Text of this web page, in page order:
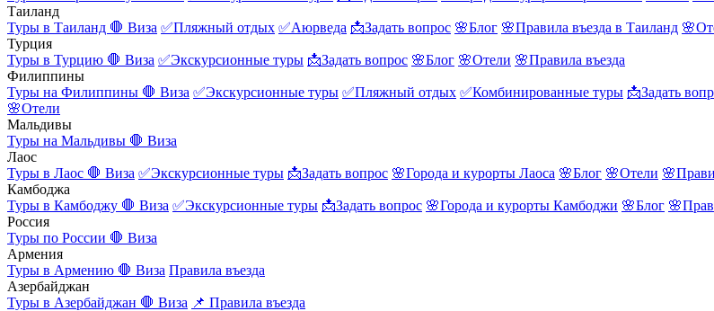
Таиланд
Туры в Таиланд 🛑 Виза ✅Пляжный отдых ✅Аюрведа 📩Задать вопрос 🌸Блог 🌸Правила въезда в Таиланд
Турция
Туры в Турцию 🛑 Виза ✅Экскурсионные туры 📩Задать вопрос 🌸Блог 🌸Отели 🌸Правила въезда
Филиппины
Туры на Филиппины 🛑 Виза ✅Экскурсионные туры ✅Пляжный отдых ✅Комбинированные туры 📩Задать
🌸Отели
Мальдивы
Туры на Мальдивы 🛑 Виза
Лаос
Туры в Лаос 🛑 Виза ✅Экскурсионные туры 📩Задать вопрос 🌸Города и курорты Лаоса 🌸Блог 🌸Отели
Камбоджа
Туры в Камбоджу 🛑 Виза ✅Экскурсионные туры 📩Задать вопрос 🌸Города и курорты Камбоджи 🌸Блог
Россия
Туры по России 🛑 Виза
Армения
Туры в Армению 🛑 Виза Правила въезда
Азербайджан
Туры в Азербайджан 🛑 Виза 📌 Правила въезда